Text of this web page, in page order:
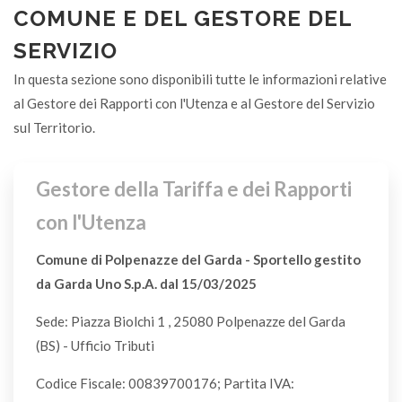
CDR
Alimenti avariati (senza confezione)
Alimenti per animali (crocchette e sim.)
Alluminio (barattoli, lattine, vaschette,etc)
VL
Altoparlanti
COMUNE E DEL GESTORE DEL
SERVIZIO
In questa sezione sono disponibili tutte le informazioni relative
al Gestore dei Rapporti con l'Utenza e al Gestore del Servizio
sul Territorio.
Gestore della Tariffa e dei Rapporti
con l'Utenza
Comune di Polpenazze del Garda - Sportello gestito
da Garda Uno S.p.A. dal 15/03/2025
Sede: Piazza Biolchi 1 , 25080 Polpenazze del Garda
(BS) - Ufficio Tributi
Codice Fiscale: 00839700176; Partita IVA: